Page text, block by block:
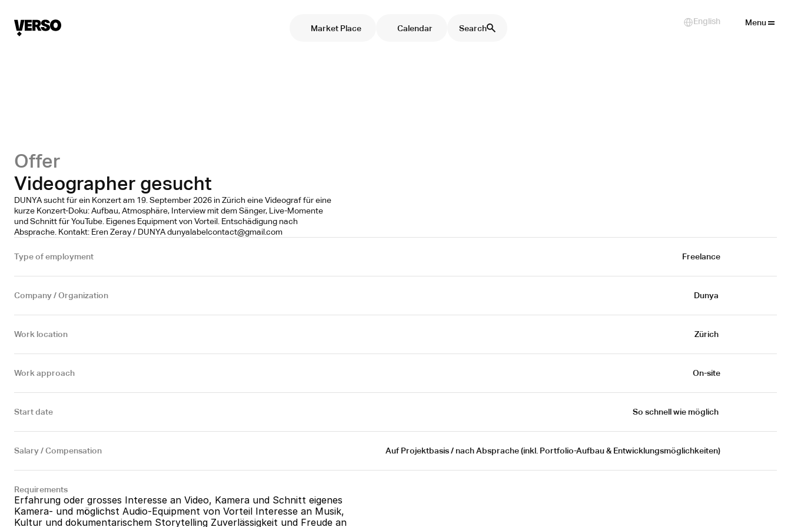
Offer
Videographer gesucht
DUNYA sucht für ein Konzert am 19. September 2026 in Zürich eine Videograf für eine
kurze Konzert-Doku: Aufbau, Atmosphäre, Interview mit dem Sänger, Live-Momente
und Schnitt für YouTube. Eigenes Equipment von Vorteil. Entschädigung nach
Absprache. Kontakt: Eren Zeray / DUNYA dunyalabelcontact@gmail.com
Type of employment Freelance
Company / Organization Dunya
Work location Zürich
Work approach On-site
Start date So schnell wie möglich
Salary / Compensation Auf Projektbasis / nach Absprache (inkl. Portfolio-Aufbau & Entwicklungsmöglichkeiten)
Requirements
Erfahrung oder grosses Interesse an Video, Kamera und Schnitt eigenes
Kamera- und möglichst Audio-Equipment von Vorteil Interesse an Musik,
Kultur und dokumentarischem Storytelling Zuverlässigkeit und Freude an
Calendar Search
Market Place
Menu
Select Language
English